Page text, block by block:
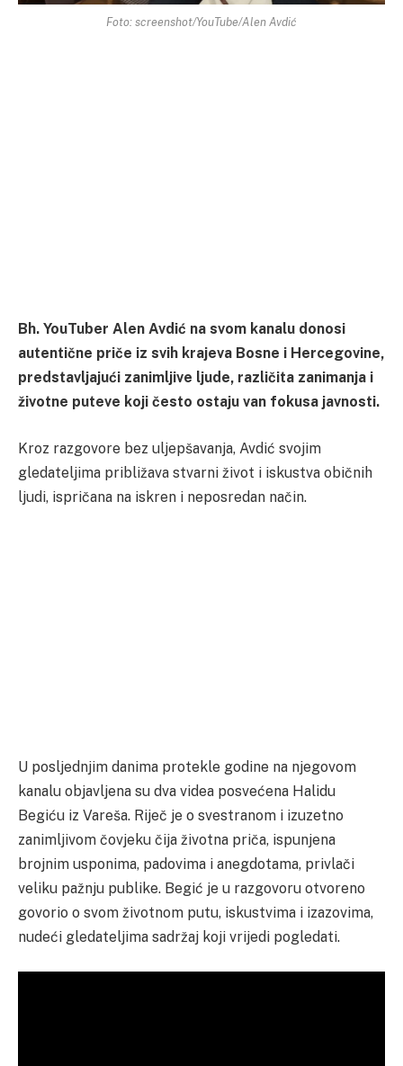
Foto: screenshot/YouTube/Alen Avdić
Bh. YouTuber Alen Avdić na svom kanalu donosi
autentične priče iz svih krajeva Bosne i Hercegovine,
predstavljajući zanimljive ljude, različita zanimanja i
životne puteve koji često ostaju van fokusa javnosti.
Kroz razgovore bez uljepšavanja, Avdić svojim
gledateljima približava stvarni život i iskustva običnih
ljudi, ispričana na iskren i neposredan način.
U posljednjim danima protekle godine na njegovom
kanalu objavljena su dva videa posvećena Halidu
Begiću iz Vareša. Riječ je o svestranom i izuzetno
zanimljivom čovjeku čija životna priča, ispunjena
brojnim usponima, padovima i anegdotama, privlači
veliku pažnju publike. Begić je u razgovoru otvoreno
govorio o svom životnom putu, iskustvima i izazovima,
nudeći gledateljima sadržaj koji vrijedi pogledati.